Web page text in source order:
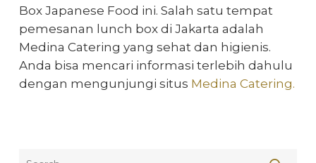
Box Japanese Food ini. Salah satu tempat
pemesanan lunch box di Jakarta adalah
Medina Catering yang sehat dan higienis.
Anda bisa mencari informasi terlebih dahulu
dengan mengunjungi situs Medina Catering.